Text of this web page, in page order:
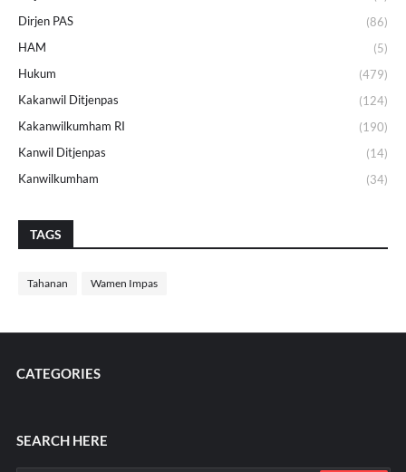
Dirjen PAS
(86)
HAM
(5)
Hukum
(479)
Kakanwil Ditjenpas
(124)
Kakanwilkumham RI
(190)
Kanwil Ditjenpas
(14)
Kanwilkumham
(34)
TAGS
Tahanan Wamen Impas
CATEGORIES
SEARCH HERE